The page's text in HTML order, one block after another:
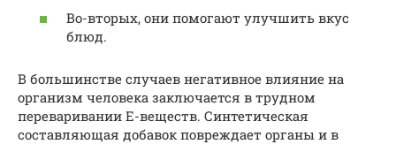
Во-вторых, они помогают улучшить вкус
блюд.
В большинстве случаев негативное влияние на
организм человека заключается в трудном
переваривании Е-веществ. Синтетическая
составляющая добавок повреждает органы и в